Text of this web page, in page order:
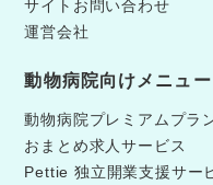
サイトお問い合わせ
運営会社
動物病院向けメニュー
動物病院プレミアムプラ
おまとめ求人サービス
Pettie 独立開業支援サー